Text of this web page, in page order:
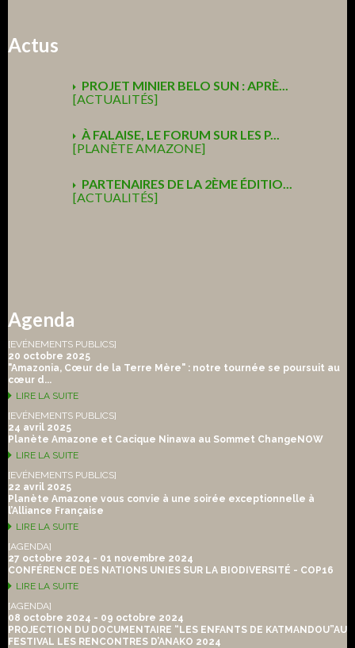
Actus
PROJET MINIER BELO SUN : APRÈ...
[ACTUALITÉS]
À FALAISE, LE FORUM SUR LES P...
[PLANÈTE AMAZONE]
PARTENAIRES DE LA 2ÈME ÉDITIO...
[ACTUALITÉS]
Agenda
[EVÉNEMENTS PUBLICS]
20 octobre 2025
"Amazonia, Cœur de la Terre Mère" : notre tournée se poursuit au
cœur d...
LIRE LA SUITE
[EVÉNEMENTS PUBLICS]
24 avril 2025
Planète Amazone et Cacique Ninawa au Sommet ChangeNOW
LIRE LA SUITE
[EVÉNEMENTS PUBLICS]
22 avril 2025
Planète Amazone vous convie à une soirée exceptionnelle à
l’Alliance Française
LIRE LA SUITE
[AGENDA]
27 octobre 2024 - 01 novembre 2024
CONFÉRENCE DES NATIONS UNIES SUR LA BIODIVERSITÉ - COP16
LIRE LA SUITE
[AGENDA]
08 octobre 2024 - 09 octobre 2024
PROJECTION DU DOCUMENTAIRE “LES ENFANTS DE KATMANDOU”AU
FESTIVAL LES RENCONTRES D’ANAKO 2024